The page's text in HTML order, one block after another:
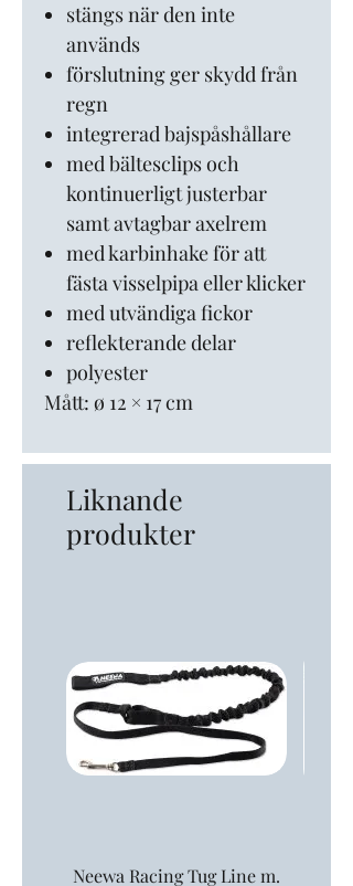
stängs när den inte
används
förslutning ger skydd från
regn
integrerad bajspåshållare
med bältesclips och
kontinuerligt justerbar
samt avtagbar axelrem
med karbinhake för att
fästa visselpipa eller klicker
med utvändiga fickor
reflekterande delar
polyester
Mått: ø 12 × 17 cm
Liknande
produkter
Neewa Racing Tug Line m.